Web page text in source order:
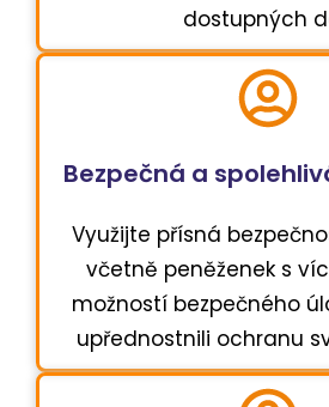
dostupných
Bezpečná a
Využijte přísná
včetně peněženek s
možností bezpečného
upřednostnili ochranu